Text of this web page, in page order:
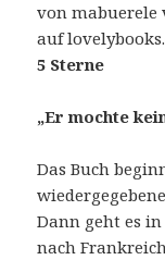
von mabuerele
auf
5 Sterne
„Er mochte
Das Buch
Dann geht es in
nach